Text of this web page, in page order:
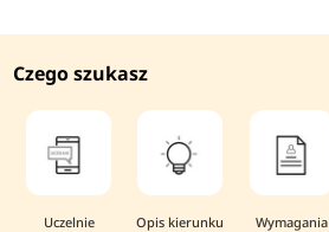
Czego szukasz
Uczelnie Opis kierunku Wymagania